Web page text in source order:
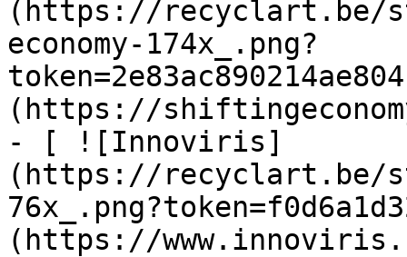
(https://recyclart.be/
economy-174x_.png?
(https://
- [ ![Innoviris]
(https://recyclart.be/
(https://